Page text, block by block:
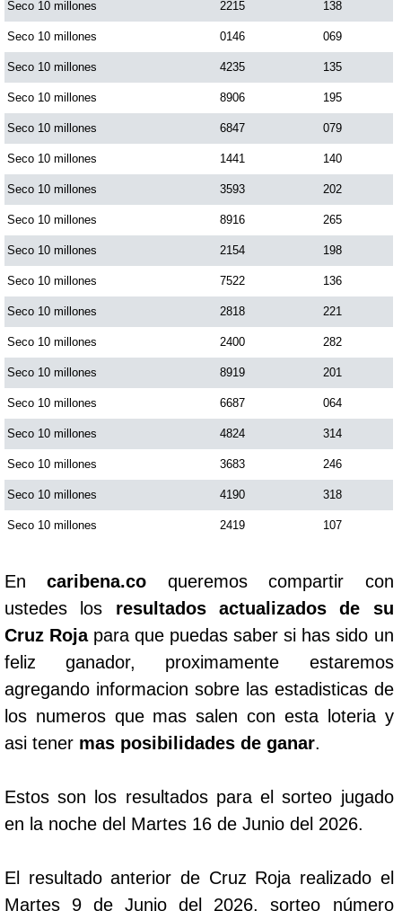
Seco 10 millones 2215 138
Seco 10 millones 0146 069
Seco 10 millones 4235 135
Seco 10 millones 8906 195
Seco 10 millones 6847 079
Seco 10 millones 1441 140
Seco 10 millones 3593 202
Seco 10 millones 8916 265
Seco 10 millones 2154 198
Seco 10 millones 7522 136
Seco 10 millones 2818 221
Seco 10 millones 2400 282
Seco 10 millones 8919 201
Seco 10 millones 6687 064
Seco 10 millones 4824 314
Seco 10 millones 3683 246
Seco 10 millones 4190 318
Seco 10 millones 2419 107
Encaribena.co queremos compartir con
ustedes los resultados actualizados de su
Cruz Rojapara que puedas saber si has sido un
feliz ganador, proximamente estaremos
agregando informacion sobre las estadisticas de
los numeros que mas salen con esta loteria y
asi tener mas posibilidades de ganar.
Estos son los resultados para el sorteo jugado
en la noche del Martes 16 de Junio del 2026.
El resultado anterior de Cruz Roja realizado el
Martes 9 de Junio del 2026, sorteo número